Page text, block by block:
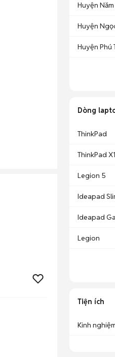
Huyện Năm
Huyện
Huyện Phú
Dòng
ThinkPad
ThinkPad
Legion 5
Ideapad
Ideapad
Legion
Tiện ích
Kinh